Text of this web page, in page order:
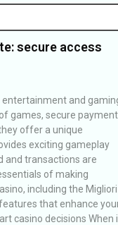
secure access
entertainment and
games, secure payment
offer a unique
exciting gameplay
and transactions are
of making
including the Migliori
that enhance
casino decisions When